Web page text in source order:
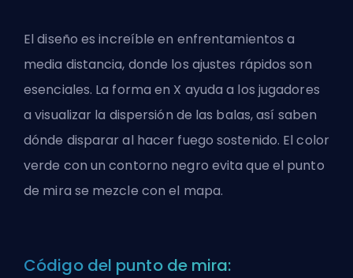
El diseño es increíble en enfrentamientos a
media distancia, donde los ajustes rápidos son
esenciales. La forma en X ayuda a los jugadores
a visualizar la dispersión de las balas, así saben
dónde disparar al hacer fuego sostenido. El color
verde con un contorno negro evita que el punto
de mira se mezcle con el mapa.
Código del punto de mira: